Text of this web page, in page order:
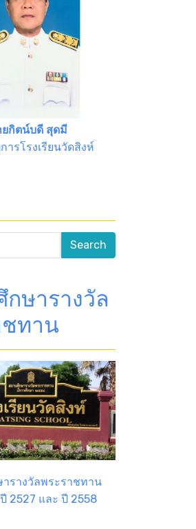
ยกิตน์บดี สุดมี
ารโรงเรียนวัดสิงห์
ษารางวัล
ชทาน
รางวัลพระราชทาน
2527 และ ปี 2558